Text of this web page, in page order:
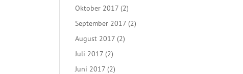
Oktober 2017 (2)
September 2017 (2)
August 2017 (2)
Juli 2017 (2)
Juni 2017 (2)